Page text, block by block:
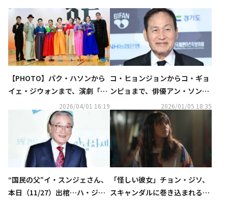
【PHOTO】パク・ハソンから
イェ・ジウォンまで、演劇「ホ
ンド」制作発表会に出席
2026/04/01 16:19
コ・ヒョンジョンからコ・ギョ
ンピョまで、俳優アン・ソンギ
さんを哀悼…李在明大統領もメ
ッセージ
2026/01/05 18:35
“国民の父”イ・スンジェさん、
本日（11/27）出棺…ハ・ジウ
「怪しい彼女」チョン・ジソ、
スキャンダルに巻き込まれる危